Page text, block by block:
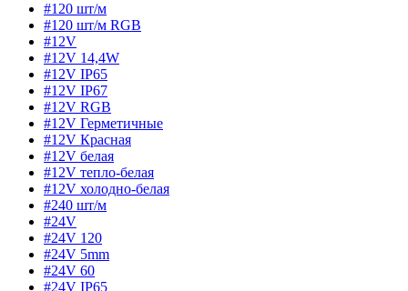
#120 шт/м
#120 шт/м RGB
#12V
#12V 14,4W
#12V IP65
#12V IP67
#12V RGB
#12V Герметичные
#12V Красная
#12V белая
#12V тепло-белая
#12V холодно-белая
#240 шт/м
#24V
#24V 120
#24V 5mm
#24V 60
#24V IP65